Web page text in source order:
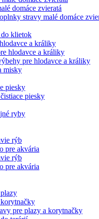
domáce zvieratá
stravy malé domáce
klietok
a králiky
hlodavce a králiky
pre hlodavce a králiky
misky
piesky
piesky
ryby
rýb
pre akvária
rýb
pre akvária
pre plazy a korytnačky